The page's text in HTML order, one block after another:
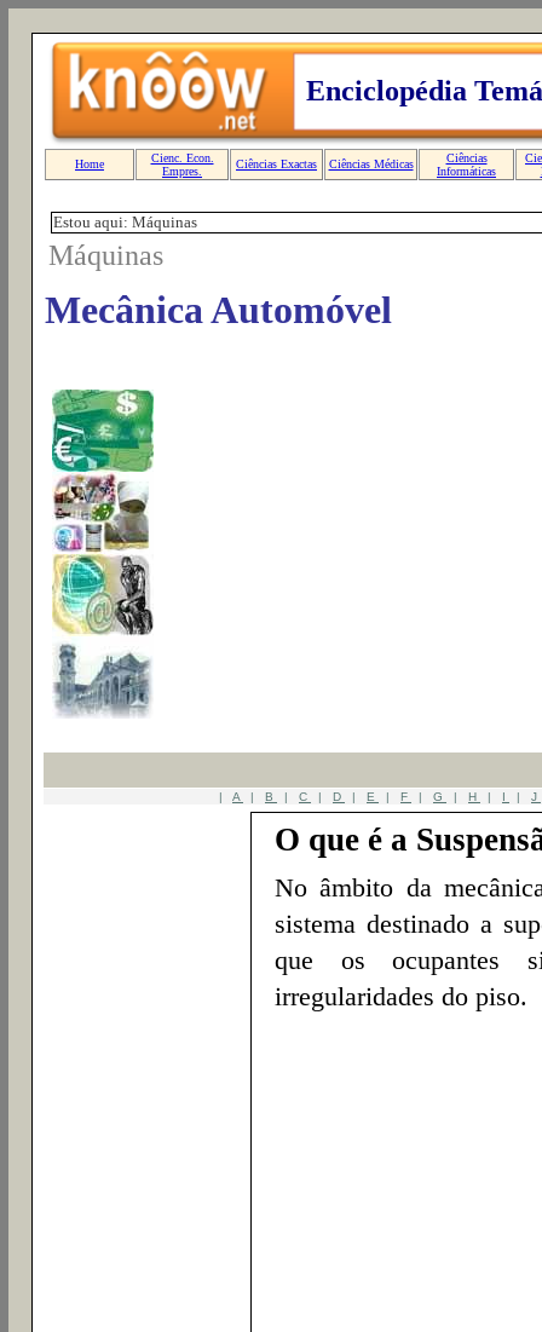
Estou aqui: Máquinas
Máquinas
Mecânica Automóvel
| A | B | C | D | E | F | G | H | I | J
O que é a
No âmbito da
sistema destinado a
que os ocupantes
irregularidades do piso.